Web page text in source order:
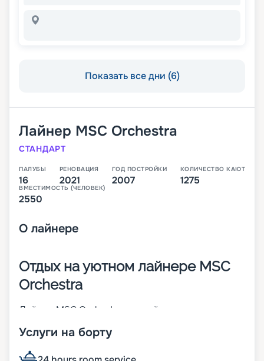
Показать все дни (6)
Лайнер MSC Orchestra
СТАНДАРТ
ПАЛУБЫ
16
РЕНОВАЦИЯ
2021
ГОД ПОСТРОЙКИ
2007
КОЛИЧЕСТВО КАЮТ
1275
ВМЕСТИМОСТЬ (ЧЕЛОВЕК)
2550
О лайнере
Отдых на уютном лайнере MSC
Orchestra
Лайнер MSC Orchestra – яркий представитель
через 10 лет претерпел реновацию. Корабль
продуманными дизайнами. На борту могут
Услуги на борту